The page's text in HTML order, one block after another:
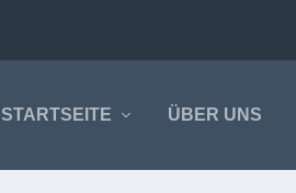
STARTSEITE ÜBER UNS